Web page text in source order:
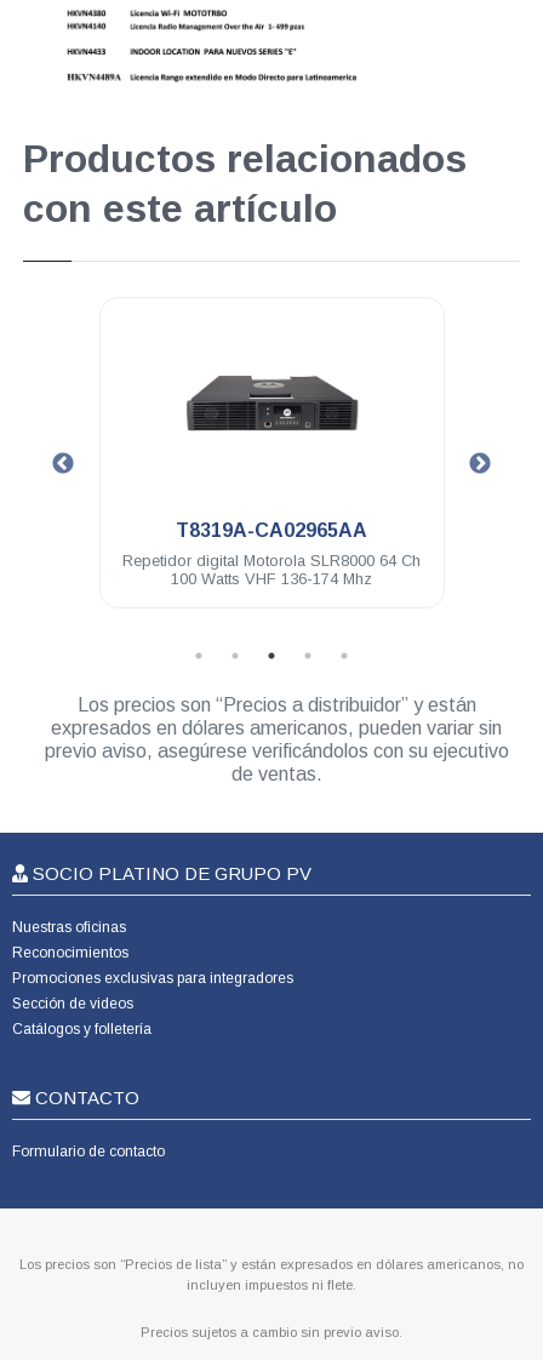
Productos relacionados
con este artículo
T8319A-CA02965AA
Repetidor digital Motorola SLR8000 64 Ch
100 Watts VHF 136-174 Mhz
Licencia Bluetooth
Los precios son “Precios a distribuidor” y están
expresados en dólares americanos, pueden variar sin
previo aviso, asegúrese verificándolos con su ejecutivo
de ventas.
SOCIO PLATINO DE GRUPO PV
Nuestras oficinas
Reconocimientos
Promociones exclusivas para integradores
Sección de videos
Catálogos y folletería
CONTACTO
Formulario de contacto
Los precios son “Precios de lista” y están expresados en dólares americanos, no
incluyen impuestos ni flete.
Precios sujetos a cambio sin previo aviso.